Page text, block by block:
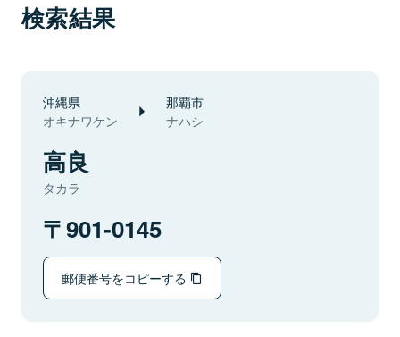
検索結果
沖縄県
オキナワケン
那覇市
ナハシ
高良
タカラ
901-0145
郵便番号をコピーする